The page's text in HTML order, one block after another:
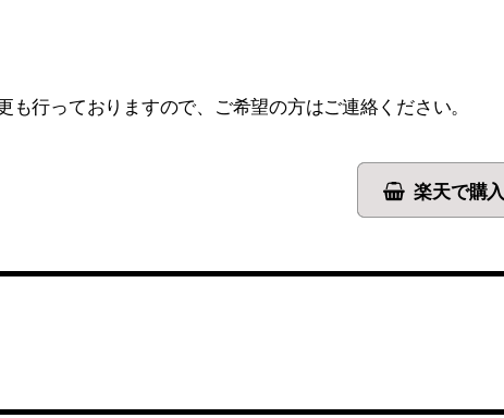
行っておりますので、ご希望の方はご連絡ください。
楽天で購入